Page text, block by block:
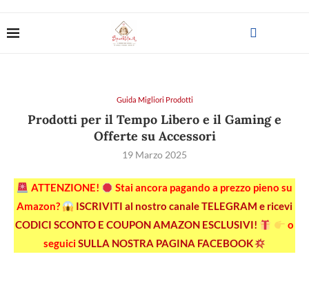
Guida Migliori Prodotti
Prodotti per il Tempo Libero e il Gaming e
Offerte su Accessori
19 Marzo 2025
ATTENZIONE!
Stai ancora pagando a prezzo pieno su
Amazon?
ISCRIVITI al nostro canale TELEGRAM e ricevi
CODICI SCONTO E COUPON AMAZON ESCLUSIVI!
o
seguiciSULLA NOSTRA PAGINA FACEBOOK